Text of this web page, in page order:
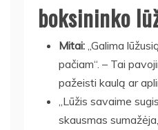
boksininko
Mitai: „Galima
pačiam“. – Tai
pažeisti kaulą ar
„Lūžis savaime
skausmas